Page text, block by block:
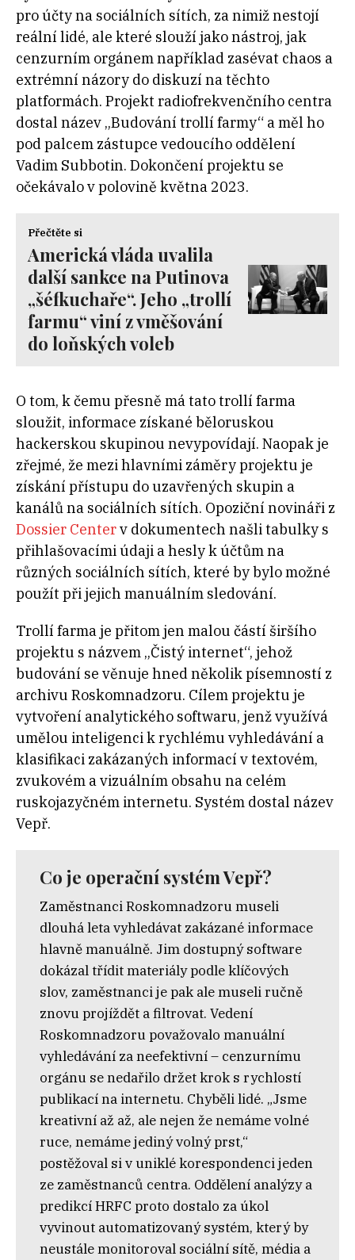
pro účty na sociálních sítích, za nimiž nestojí
reální lidé, ale které slouží jako nástroj, jak
cenzurním orgánem například zasévat chaos a
extrémní názory do diskuzí na těchto
platformách. Projekt radiofrekvenčního centra
dostal název „Budování trollí farmy“ a měl ho
pod palcem zástupce vedoucího oddělení
Vadim Subbotin. Dokončení projektu se
očekávalo v polovině května 2023.
Přečtěte si
Americká vláda uvalila
další sankce na Putinova
„šéfkuchaře“. Jeho „trollí
farmu“ viní z vměšování
do loňských voleb
O tom, k čemu přesně má tato trollí farma
sloužit, informace získané běloruskou
hackerskou skupinou nevypovídají. Naopak je
zřejmé, že mezi hlavními záměry projektu je
získání přístupu do uzavřených skupin a
kanálů na sociálních sítích. Opoziční novináři z
Dossier Centerv dokumentech našli tabulky s
přihlašovacími údaji a hesly k účtům na
různých sociálních sítích, které by bylo možné
použít při jejich manuálním sledování.
Trollí farma je přitom jen malou částí širšího
projektu s názvem „Čistý internet“, jehož
budování se věnuje hned několik písemností z
archivu Roskomnadzoru. Cílem projektu je
vytvoření analytického softwaru, jenž využívá
umělou inteligenci k rychlému vyhledávání a
klasifikaci zakázaných informací v textovém,
zvukovém a vizuálním obsahu na celém
ruskojazyčném internetu. Systém dostal název
Vepř.
Co je operační systém Vepř?
Zaměstnanci Roskomnadzoru museli
dlouhá leta vyhledávat zakázané informace
hlavně manuálně. Jim dostupný software
dokázal třídit materiály podle klíčových
slov, zaměstnanci je pak ale museli ručně
znovu projíždět a filtrovat. Vedení
Roskomnadzoru považovalo manuální
vyhledávání za neefektivní – cenzurnímu
orgánu se nedařilo držet krok s rychlostí
publikací na internetu. Chyběli lidé. „Jsme
kreativní až až, ale nejen že nemáme volné
ruce, nemáme jediný volný prst,“
postěžoval si v uniklé korespondenci jeden
ze zaměstnanců centra. Oddělení analýzy a
predikcí HRFC proto dostalo za úkol
vyvinout automatizovaný systém, který by
neustále monitoroval sociální sítě, média a